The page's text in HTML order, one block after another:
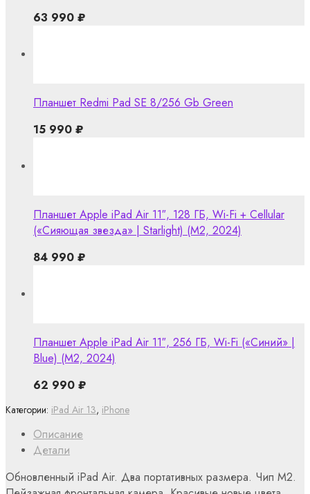
Описание
Детали
Обновленный iPad Air. Два портативных размера. Чип М2.
Категории: iPad Air 13, iPhone
63 990 ₽
Планшет Redmi Pad SE 8/256 Gb Green
15 990 ₽
Планшет Apple iPad Air 11″, 128 ГБ, Wi-Fi + Cellular
(«Сияющая звезда» | Starlight) (M2, 2024)
84 990 ₽
Планшет Apple iPad Air 11″, 256 ГБ, Wi-Fi («Синий» |
Blue) (M2, 2024)
62 990 ₽